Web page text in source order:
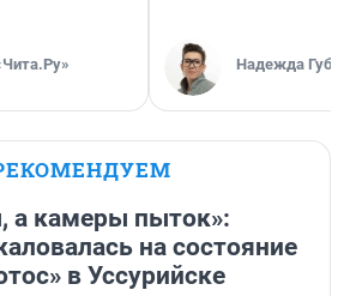
Надежда
а камеры пыток»:
на состояние
в Уссурийске